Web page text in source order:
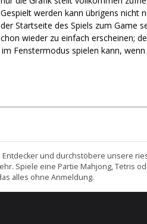
werden kann übrigens nicht
Startseite des Spiels zum Game
wieder zu einfach erscheinen;
Fenstermodus spielen kann,
und durchstöbere unsere
Spiele eine Partie Mahjong, Tetris
alles ohne Anmeldung.